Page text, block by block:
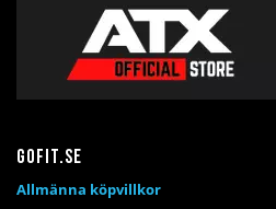
Gofit.se
Allmänna köpvillkor